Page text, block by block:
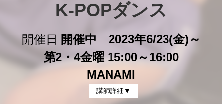
K-POPダンス
開催日
開催中 2023年6/23(金)～
第2・4金曜 15:00～16:00
MANAMI
講師詳細▼